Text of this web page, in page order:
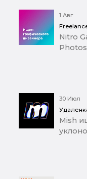
1 Авг
Nitro
30 Июл
Mish